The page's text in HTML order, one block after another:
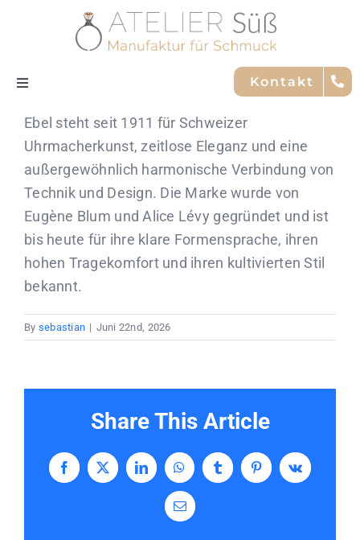
Toggle
Nachhaltigkeit
Trauringe
Service
Marken
Team
Kontakt
Ebel steht seit 1911 für Schweizer
Uhrmacherkunst, zeitlose Eleganz und eine
außergewöhnlich harmonische Verbindung von
Technik und Design. Die Marke wurde von
Eugène Blum und Alice Lévy gegründet und ist
bis heute für ihre klare Formensprache, ihren
hohen Tragekomfort und ihren kultivierten Stil
bekannt.
By sebastian | Juni 22nd, 2026
Share This Article
Facebook
X LinkedInWhatsAppTumblrPinterestVk
Email